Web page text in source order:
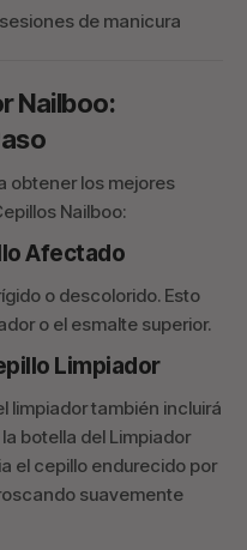
de manicura
Nailboo:
obtener los mejores
Nailboo:
Afectado
o descolorido. Esto
o el esmalte superior.
Limpiador
limpiador también incluirá
botella del Limpiador
el cepillo endurecido por
suavemente